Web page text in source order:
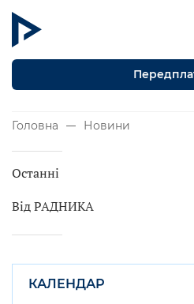
Головна Новини
Останні
Від РАДНИКА
КАЛЕНДАР